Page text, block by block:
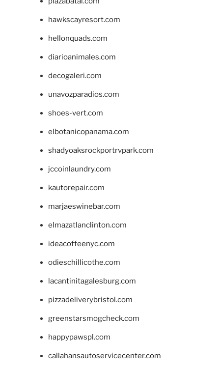
hawkscayresort.com
hellonquads.com
diarioanimales.com
decogaleri.com
unavozparadios.com
shoes-vert.com
elbotanicopanama.com
shadyoaksrockportrvpark.com
jccoinlaundry.com
kautorepair.com
marjaeswinebar.com
elmazatlanclinton.com
ideacoffeenyc.com
odieschillicothe.com
lacantinitagalesburg.com
pizzadeliverybristol.com
greenstarsmogcheck.com
happypawspl.com
callahansautoservicecenter.com